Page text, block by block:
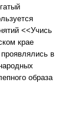
<<Учись
крае
в
образа